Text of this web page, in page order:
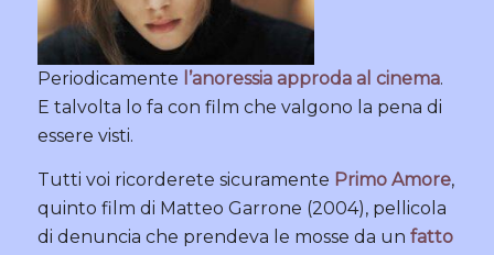
Periodicamente l’anoressia approda al cinema.
E talvolta lo fa con film che valgono la pena di
essere visti.
Tutti voi ricorderete sicuramente Primo Amore,
quinto film di Matteo Garrone (2004), pellicola
di denuncia che prendeva le mosse da un fatto